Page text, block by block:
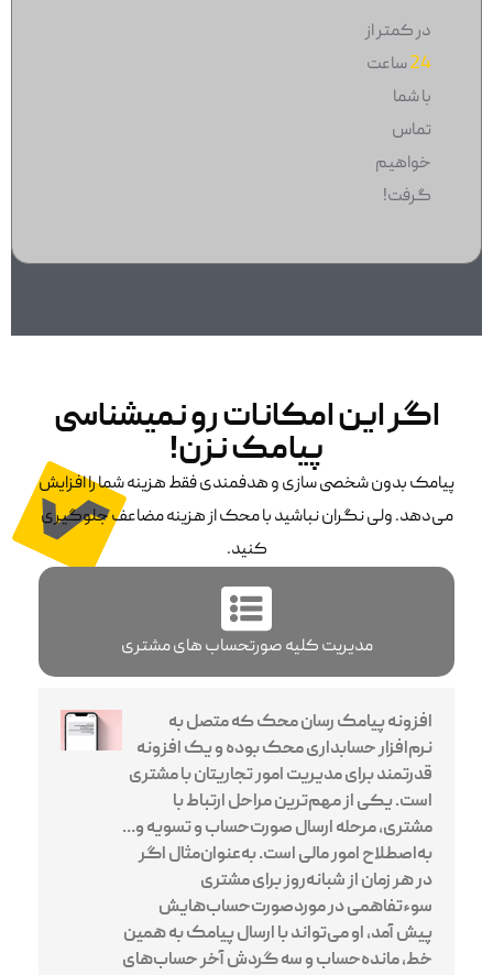
در کمتر از
24ساعت
با شما
تماس
خواهیم
گرفت!
اگر این امکانات رو نمیشناسی
پیامک نزن!
پیامک بدون شخصی سازی و هدفمندی فقط هزینه شما را افزایش
می‌دهد. ولی نگران نباشید با محک از هزینه مضاعف جلوگیری
کنید.
مدیریت کلیه صورتحساب های مشتری
افزونه پیامک رسان محک که متصل به
نرم‌افزار حسابداری محک بوده و یک افزونه
قدرتمند برای مدیریت امور تجاریتان با مشتری
است. یکی از مهم‌ترین مراحل ارتباط با
مشتری، مرحله ارسال صورت‌حساب و تسویه و…
به‌اصطلاح امور مالی است. به‌عنوان‌مثال اگر
در هر زمان از شبانه‌روز برای مشتری
سوءتفاهمی در موردصورت‌حساب‌هایش
پیش آمد، او می‌تواند با ارسال پیامک به همین
خط، مانده‌حساب و سه گردش آخر حساب‌های